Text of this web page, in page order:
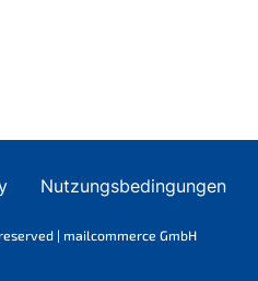
Nutzungsbedingungen
| mailcommerce GmbH